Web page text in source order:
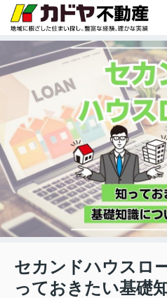
セカンドハウスロ
っておきたい基礎